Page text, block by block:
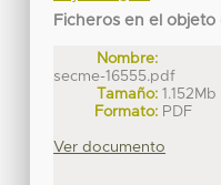
Ficheros en el objeto
Nombre:
secme-16555.pdf
Tamaño: 1.152Mb
Formato: PDF
Ver documento